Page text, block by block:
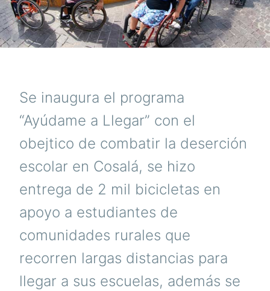
Se inaugura el programa
“Ayúdame a Llegar” con el
obejtico de combatir la deserción
escolar en Cosalá, se hizo
entrega de 2 mil bicicletas en
apoyo a estudiantes de
comunidades rurales que
recorren largas distancias para
llegar a sus escuelas, además se